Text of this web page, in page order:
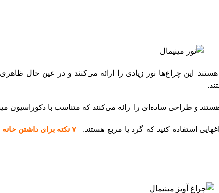
این چراغ‌ها نور زیادی را ارائه می‌کنند و در عین حال ظاهری
و طراحی ساده‌ای را ارائه می‌کنند که متناسب با دکوراسیون
استفاده کنید که گرد یا مربع هستند. ۷ نکته برای داشتن خانه مینیمال